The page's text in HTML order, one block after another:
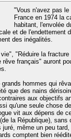
"Vous n'avez pas
France en 1974 la
habitant, l'envolée
et de l'endettement
des inégalités.
"Réduire la
rêve français" auront
hommes qui
que des nains
aux objectifs
qu'une seule chose
vit aux dépens de
la République),
juré, même un peu
comptent bien